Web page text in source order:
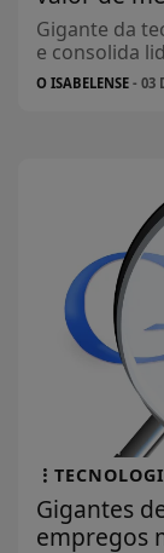
Gigante da
e consolida
O ISABELENSE - 03
Gigantes
empregos